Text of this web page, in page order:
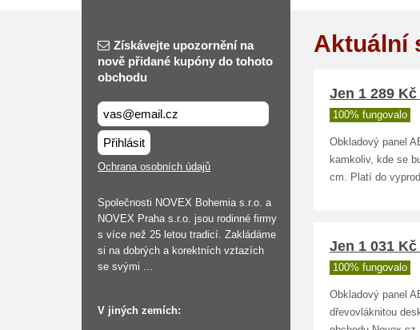
Získávejte upozornění na
nově přidané kupóny do tohoto
obchodu
Přihlásit
Ochrana osobních údajů
Společnosti NOVEX Bohemia s.r.o. a
NOVEX Praha s.r.o. jsou rodinné firmy
s více než 25 letou tradicí. Zakládáme
si na dobrých a korektních vztazích
se svými ...
V jiných zemích:
Aktuální
Jen 1 289
100% fungovalo
Obkladový panel
kamkoliv, kde se
cm. Platí do
Jen 1 031
100% fungovalo
Obkladový panel
dřevovláknitou